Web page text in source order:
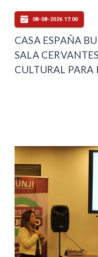
08-08-2026 17:00
CASA ESPAÑA
SALA
CULTURAL PARA